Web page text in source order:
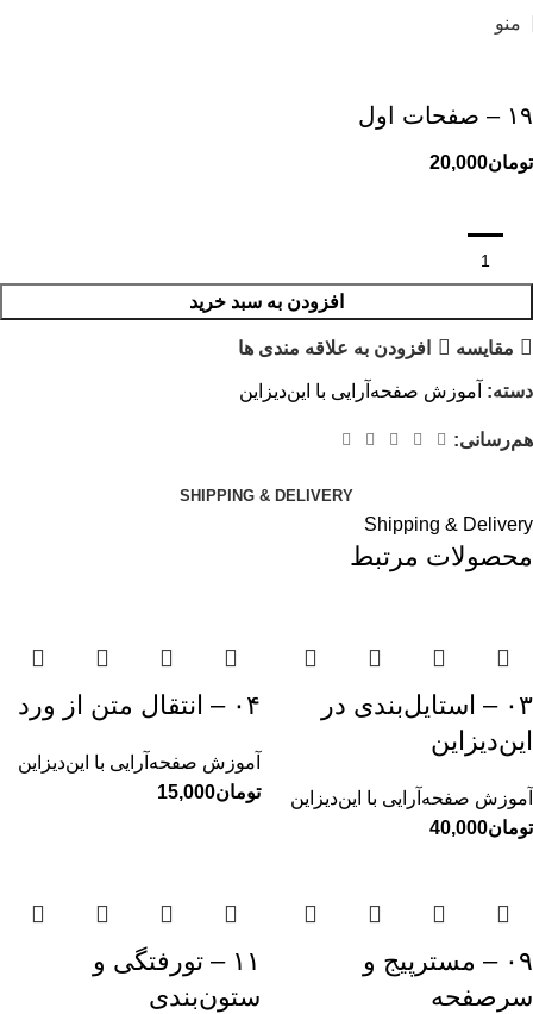
منو
۱۹ – صفحات اول
تومان
افزودن به سبد خرید
مقایسه افزودن به علاقه مندی ها
دسته: آموزش صفحه‌آرایی با این‌دیزاین
هم‌رسانی:
SHIPPING & DELIVERY
Shipping & Delivery
محصولات مرتبط
۰۳ – استایل‌بندی در
این‌دیزاین
آموزش صفحه‌آرایی با این‌دیزاین
تومان
۰۴ – انتقال متن از ورد
آموزش صفحه‌آرایی با این‌دیزاین
تومان
۰۹ – مسترپیج و
سرصفحه
۱۱ – تورفتگی و
ستون‌بندی